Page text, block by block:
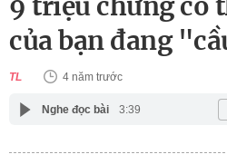
9 triệu chứng có
của bạn đang
TL 4 năm trước
Nghe đọc bài 3:39